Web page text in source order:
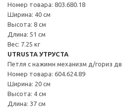
Номер товара: 803.680.18
Ширина: 40 см
Высота: 8 см
Длина: 51 см
Вес: 7.25 кг
UTRUSTA УТРУСТА
Петля с нажимн механизм д/гориз дв
Номер товара: 604.624.89
Ширина: 20 см
Высота: 4 см
Длина: 37 см